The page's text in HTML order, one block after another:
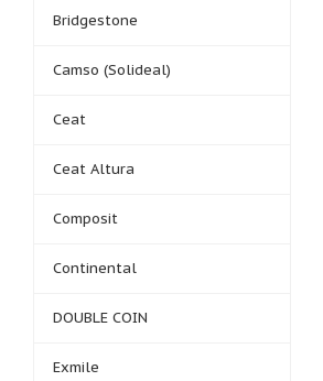
Bridgestone
Camso (Solideal)
Ceat
Ceat Altura
Composit
Continental
DOUBLE COIN
Exmile